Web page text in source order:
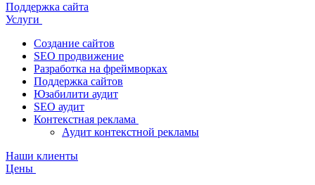
Поддержка сайта
Услуги
Создание сайтов
SEO продвижение
Разработка на фреймворках
Поддержка сайтов
Юзабилити аудит
SEO аудит
Контекстная реклама
Аудит контекстной рекламы
Наши клиенты
Цены